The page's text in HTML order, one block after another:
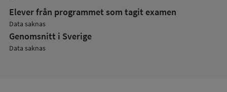
Elever från programmet som tagit examen
Data saknas
Genomsnitt i Sverige
Data saknas